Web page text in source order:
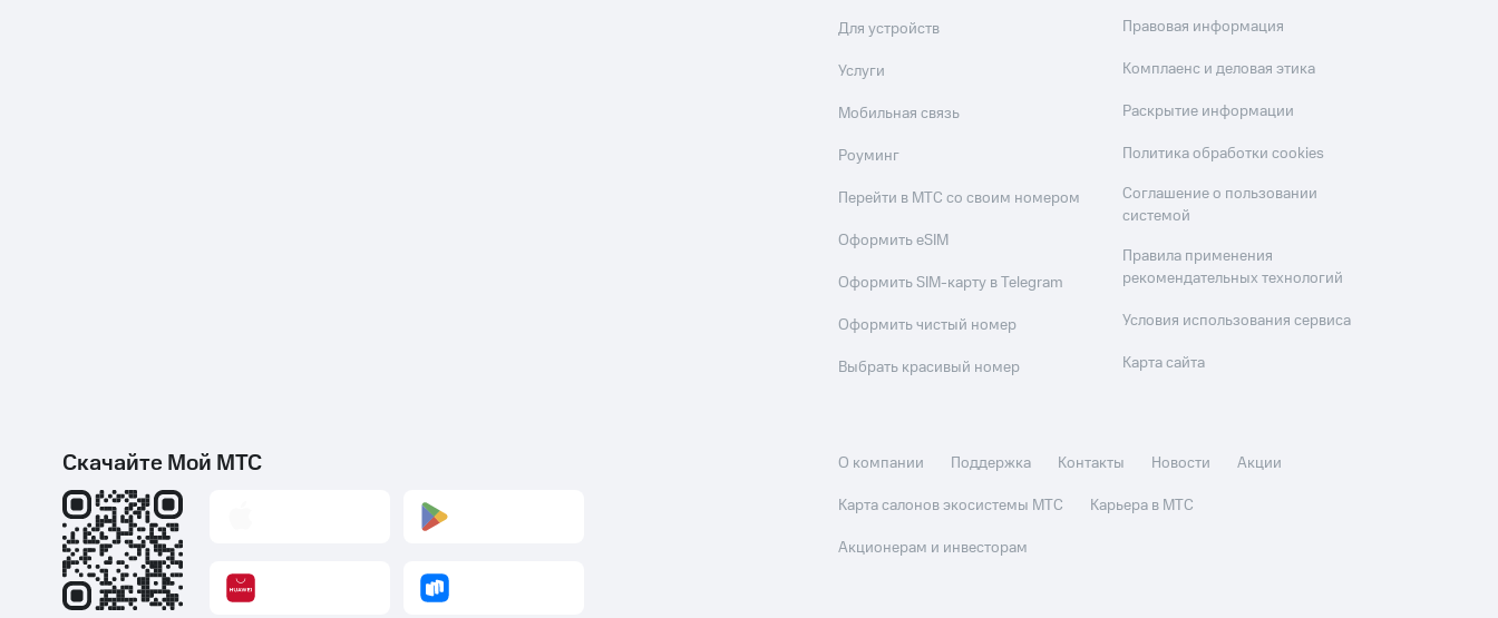
Для устройств
Услуги
Мобильная связь
Роуминг
Перейти в МТС со своим номером
Оформить eSIM
Оформить SIM-карту в Telegram
Оформить чистый номер
Выбрать красивый номер
Правовая информация
Комплаенс и деловая этика
Раскрытие информации
Политика обработки cookies
Соглашение о пользовании
системой
Правила применения
рекомендательных технологий
Условия использования сервиса
Карта сайта
Скачайте Мой МТС О компании Поддержка Контакты Новости
Акции
Карта салонов экосистемы МТС
Карьера в МТС
Акционерам и инвесторам